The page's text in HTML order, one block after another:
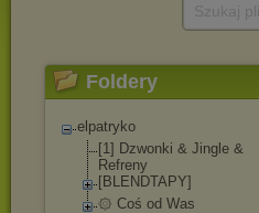
Foldery
elpatryko
[1] Dzwonki & Jingle &
Refreny
[BLENDTAPY]
۞ Coś od Was